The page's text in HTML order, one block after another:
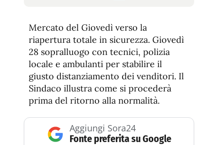
tamaño
de
fuente
de
fuente.
Mercato del Giovedì verso la
riapertura totale in sicurezza. Giovedì
28 sopralluogo con tecnici, polizia
locale e ambulanti per stabilire il
giusto distanziamento dei venditori. Il
Sindaco illustra come si procederà
prima del ritorno alla normalità.
Aggiungi Sora24
Fonte preferita su Google